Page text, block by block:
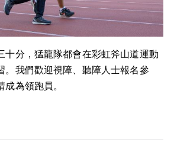
十分，猛龍隊都會在彩虹斧山道運動
。我們歡迎視障、聽障人士報名參
為領跑員。